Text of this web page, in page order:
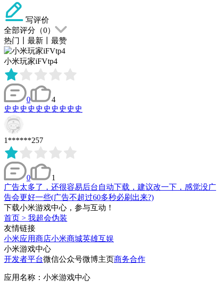
写评价
全部评分（0）
热门
最新 最赞
小米玩家iFVtp4
0
4
史史史史史史史史史史
1******257
0
1
广告太多了，还很容易后台自动下载，建议改一下，感觉没广
告会更好一些(广告不超过60多秒必刷出来?)
下载小米游戏中心，参与互动！
首页 > 我超会伪装
友情链接
小米应用商店小米商城英雄互娱
小米游戏中心
开发者平台微信公众号微博主页商务合作
应用名称：小米游戏中心